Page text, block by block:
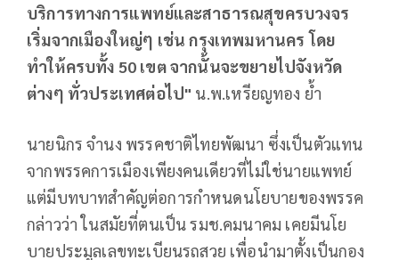
บริการทางการแพทย์และสาธารณสุขครบวงจร
เริ่มจากเมืองใหญ่ๆ เช่น กรุงเทพมหานคร โดย
ทำให้ครบทั้ง 50 เขต จากนั้นจะขยายไปจังหวัด
ต่างๆ ทั่วประเทศต่อไป" น.พ.เหรียญทอง ย้ำ
นายนิกร จำนง พรรคชาติไทยพัฒนา ซึ่งเป็นตัวแทน
จากพรรคการเมืองเพียงคนเดียวที่ไม่ใช่นายแพทย์
แต่มีบทบาทสำคัญต่อการกำหนดนโยบายของพรรค
กล่าวว่า ในสมัยที่ตนเป็น รมช.คมนาคม เคยมีนโย
บายประมูลเลขทะเบียนรถสวย เพื่อนำมาตั้งเป็นกอง